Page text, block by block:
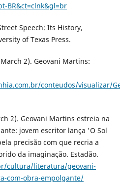
BR&ct=clnk&gl=br
Speech: Its History,
of Texas Press.
2). Geovani Martins:
conteudos/visualizar/
2). Geovani Martins estreia na
jovem escritor lança 'O Sol
precisão com que recria a
da imaginação. Estadão.
cultura/literatura/geovani-
com-obra-empolgante/